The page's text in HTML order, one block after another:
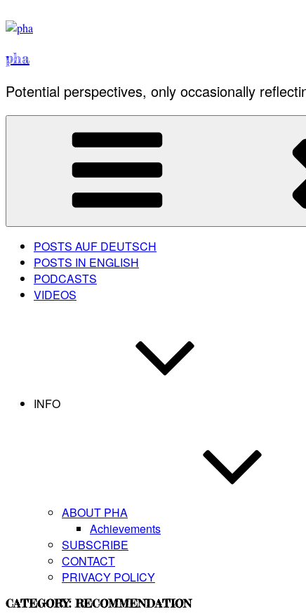
to
pha
Potential perspectives, only occasionally
POSTS AUF DEUTSCH
POSTS IN ENGLISH
PODCASTS
VIDEOS
INFO
ABOUT PHA
Achievements
SUBSCRIBE
CONTACT
PRIVACY POLICY
CATEGORY:RECOMMENDATION